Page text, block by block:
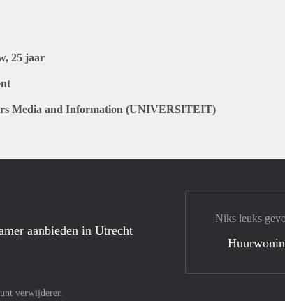
25 jaar
Media and Information (UNIVERSITEIT)
aanbieden in Utrecht
verwijderen
Niks leuks